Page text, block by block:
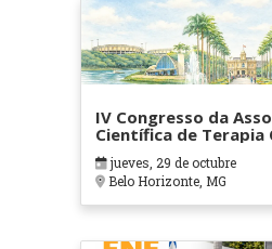
IV Congresso da
Científica de Terapia
em Contextos
Cuidados Paliativos -
jueves, 29 de octubre
Belo Horizonte, MG